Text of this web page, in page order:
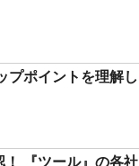
プポイントを理解し
！ 『ツール』の各社